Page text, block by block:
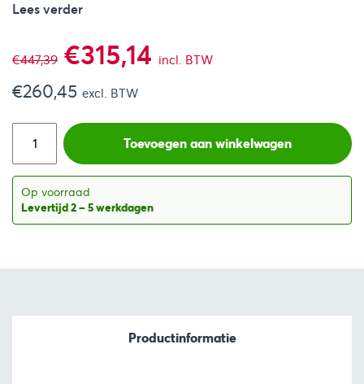
Lees verder
€447,39 Oorspronkelijke
prijs
was:
€447,39.
€315,14 Huidige
is:
incl. BTW
€260,45 excl. BTW
Toevoegen aan winkelwagen
Op voorraad
Levertijd 2 – 5 werkdagen
Productinformatie